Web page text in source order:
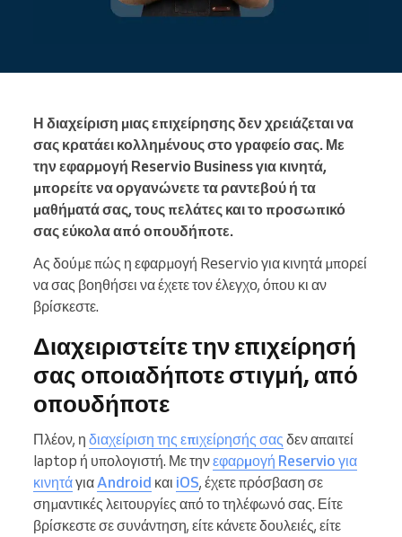
Η διαχείριση μιας επιχείρησης δεν χρειάζεται να
σας κρατάει κολλημένους στο γραφείο σας. Με
την εφαρμογή Reservio Business για κινητά,
μπορείτε να οργανώνετε τα ραντεβού ή τα
μαθήματά σας, τους πελάτες και το προσωπικό
σας εύκολα από οπουδήποτε.
Ας δούμε πώς η εφαρμογή Reservio για κινητά μπορεί
να σας βοηθήσει να έχετε τον έλεγχο, όπου κι αν
βρίσκεστε.
Διαχειριστείτε την επιχείρησή
σας οποιαδήποτε στιγμή, από
οπουδήποτε
Πλέον, η διαχείριση της επιχείρησής σας δεν απαιτεί
laptop ή υπολογιστή. Με τηνεφαρμογή Reservio για
κινητάγιαAndroid και iOS, έχετε πρόσβαση σε
σημαντικές λειτουργίες από το τηλέφωνό σας. Είτε
βρίσκεστε σε συνάντηση, είτε κάνετε δουλειές, είτε